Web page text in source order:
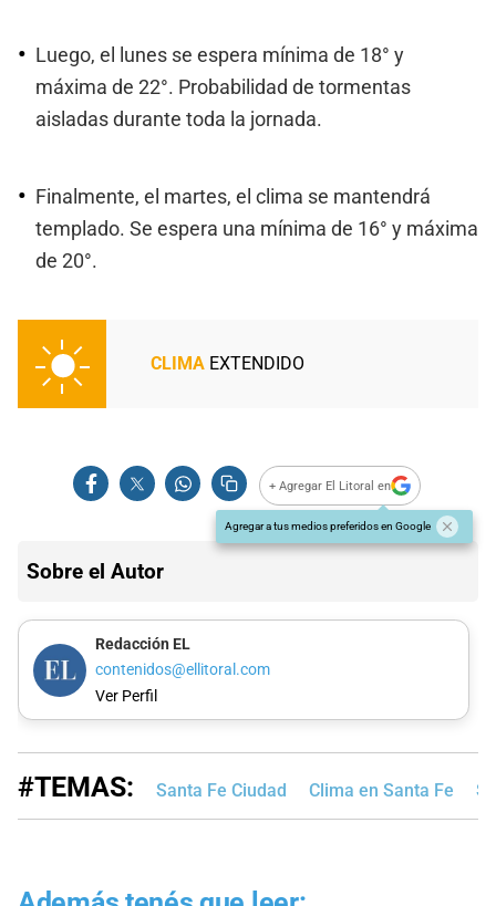
Luego, el lunes se espera mínima de 18° y
máxima de 22°. Probabilidad de tormentas
aisladas durante toda la jornada.
Finalmente, el martes, el clima se mantendrá
templado. Se espera una mínima de 16° y máxima
de 20°.
CLIMA EXTENDIDO
+ Agregar El Litoral en
Agregar a tus medios preferidos en Google
Sobre el Autor
Redacción EL
contenidos@ellitoral.com
Ver Perfil
#TEMAS: Santa Fe Ciudad Clima en Santa Fe